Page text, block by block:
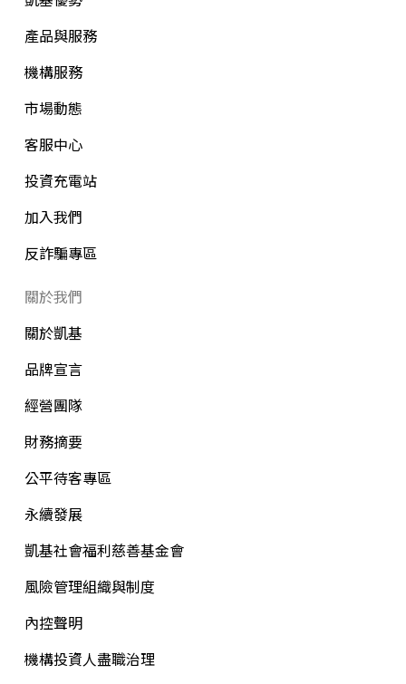
產品與服務
機構服務
市場動態
客服中心
投資充電站
加入我們
反詐騙專區
關於我們
關於凱基
品牌宣言
經營團隊
財務摘要
公平待客專區
永續發展
凱基社會福利慈善基金會
風險管理組織與制度
內控聲明
機構投資人盡職治理